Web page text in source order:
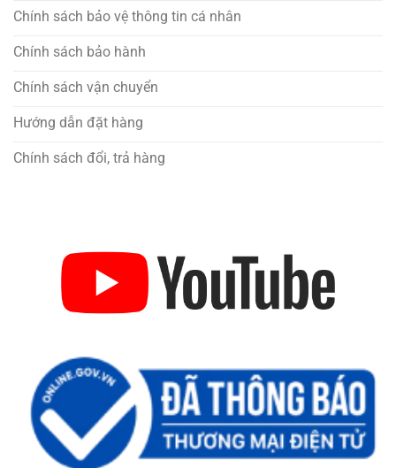
Chính sách bảo vệ thông tin cá nhân
Chính sách bảo hành
Chính sách vận chuyển
Hướng dẫn đặt hàng
Chính sách đổi, trả hàng